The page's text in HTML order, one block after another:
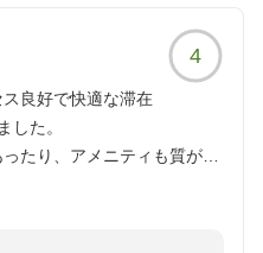
4
良好で快適な滞在
した。
たり、アメニティも質が良
見られるのも良かったで